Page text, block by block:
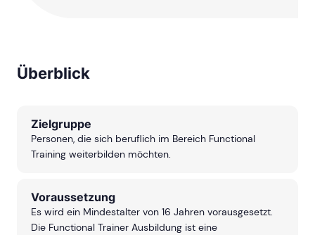
Überblick
Zielgruppe
Personen, die sich beruflich im Bereich Functional
Training weiterbilden möchten.
Voraussetzung
Es wird ein Mindestalter von 16 Jahren vorausgesetzt.
Die Functional Trainer Ausbildung ist eine